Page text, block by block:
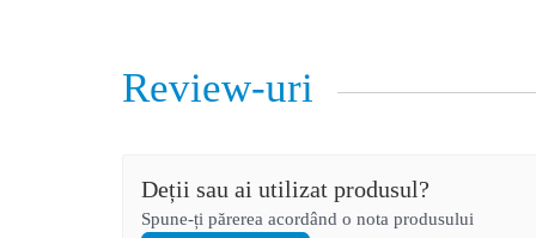
Review-uri
Deții sau ai utilizat produsul?
Spune-ți părerea acordând o nota produsului